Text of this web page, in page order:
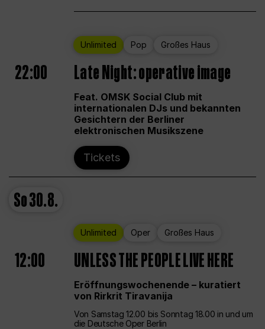
Unlimited Pop Großes Haus
22:00 Late Night: operative image
Feat. OMSK Social Club mit
internationalen DJs und bekannten
Gesichtern der Berliner
elektronischen Musikszene
Tickets
So30.8.
Unlimited Oper Großes Haus
12:00 UNLESS THE PEOPLE LIVE HERE
Eröffnungswochenende – kuratiert
von Rirkrit Tiravanija
Von Samstag 12.00 bis Sonntag 18.00 in und um
die Deutsche Oper Berlin